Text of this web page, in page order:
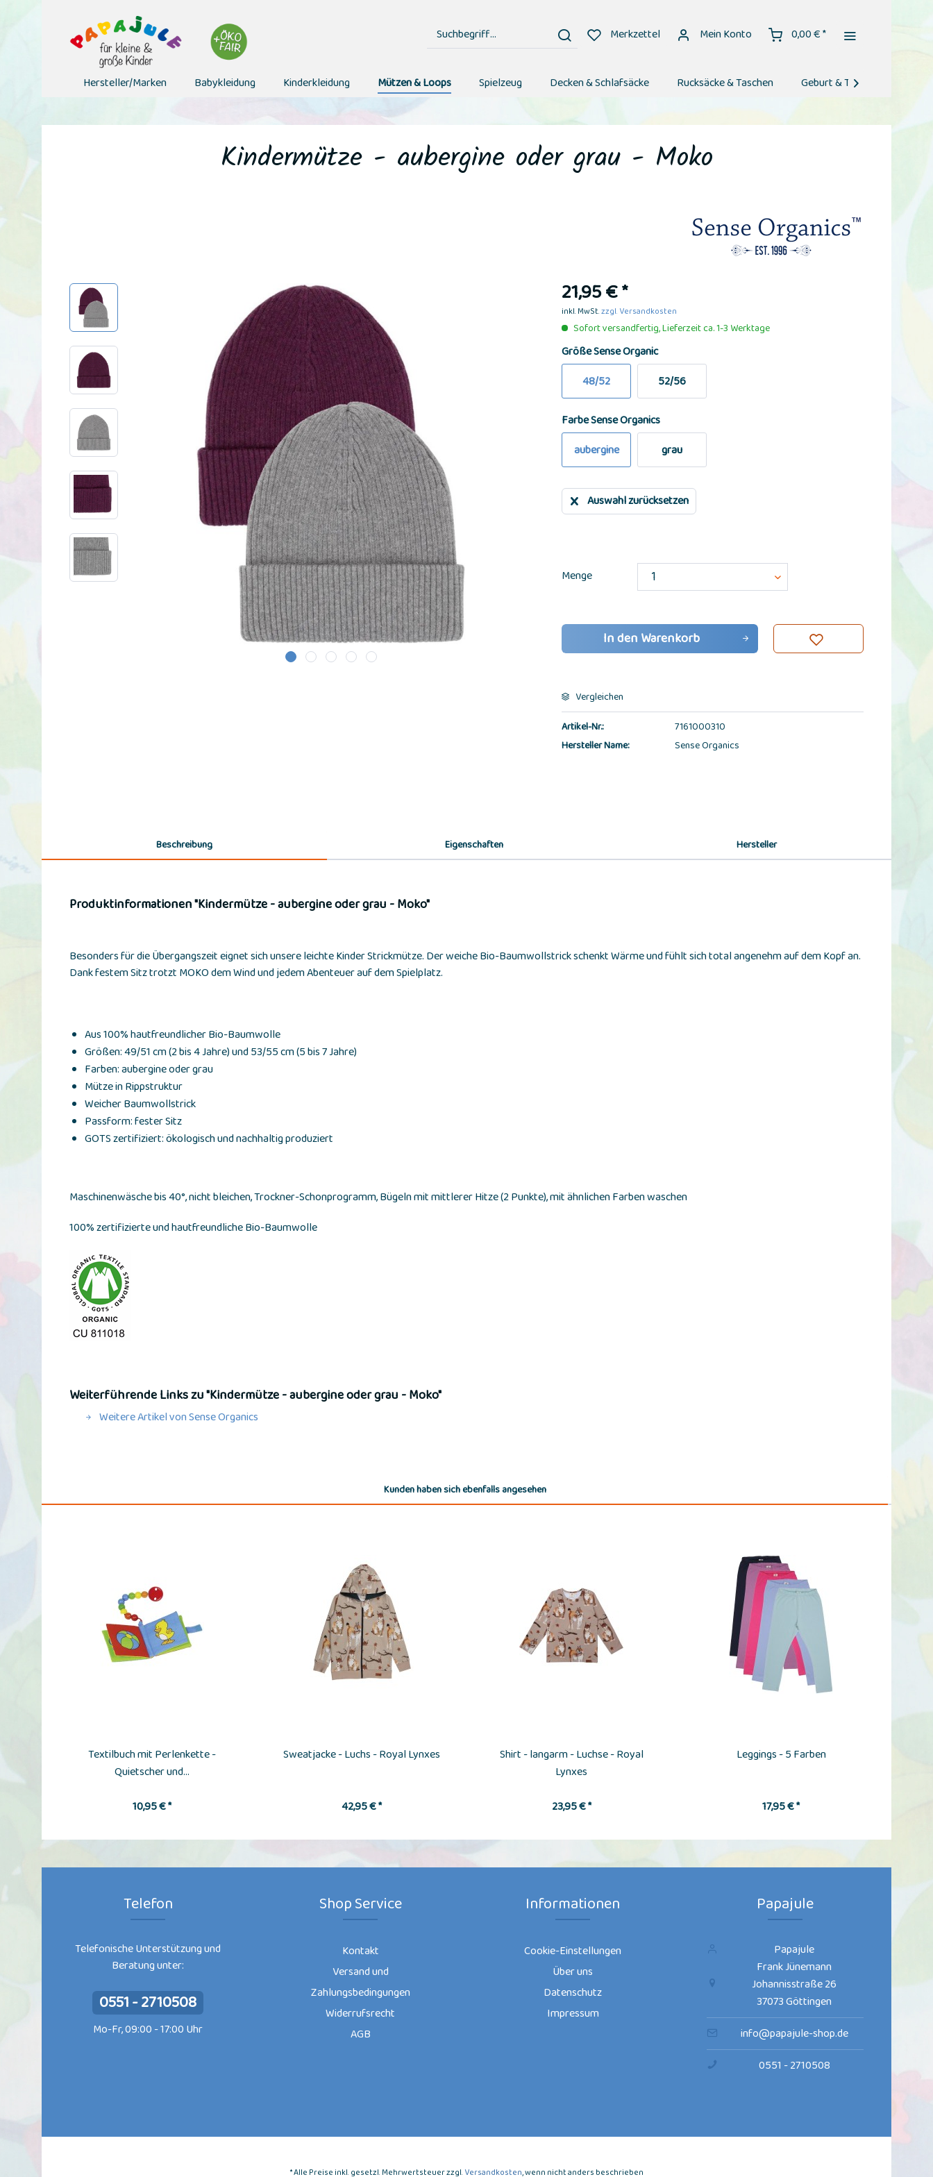
Merkzettel Mein Konto 0,00 € *
Hersteller/Marken Babykleidung Kinderkleidung Mützen & Loops Spielzeug Decken & Schlafsäcke Rucksäcke & Taschen Geburt & Taufe

Kindermütze - aubergine oder grau - Moko
21,95 € *
inkl. MwSt.zzgl. Versandkosten
Sofort versandfertig, Lieferzeit ca. 1-3 Werktage
Größe Sense Organic
48/52
52/56
Farbe Sense Organics
aubergine
grau
Auswahl zurücksetzen
Menge
In den Warenkorb
Vergleichen
Artikel-Nr.:
7161000310
Hersteller Name:
Sense Organics
Beschreibung Eigenschaften Hersteller
Produktinformationen "Kindermütze - aubergine oder grau - Moko"
Besonders für die Übergangszeit eignet sich unsere leichte Kinder Strickmütze. Der weiche Bio-Baumwollstrick schenkt Wärme und fühlt sich total angenehm auf dem Kopf an.
Dank festem Sitz trotzt MOKO dem Wind und jedem Abenteuer auf dem Spielplatz.
Aus 100% hautfreundlicher Bio-Baumwolle
Größen: 49/51 cm (2 bis 4 Jahre) und 53/55 cm (5 bis 7 Jahre)
Farben: aubergine oder grau
Mütze in Rippstruktur
Weicher Baumwollstrick
Passform: fester Sitz
GOTS zertifiziert: ökologisch und nachhaltig produziert
Maschinenwäsche bis 40°, nicht bleichen, Trockner-Schonprogramm, Bügeln mit mittlerer Hitze (2 Punkte), mit ähnlichen Farben waschen
100% zertifizierte und hautfreundliche Bio-Baumwolle
Weiterführende Links zu "Kindermütze - aubergine oder grau - Moko"
Weitere Artikel von Sense Organics
Kunden haben sich ebenfalls angesehen
Textilbuch mit Perlenkette -
Quietscher und...
10,95 € *
Sweatjacke - Luchs - Royal Lynxes
42,95 € *
Shirt - langarm - Luchse - Royal
Lynxes
23,95 € *
Leggings - 5 Farben
17,95 € *
Telefon
Telefonische Unterstützung und
Beratung unter:
0551 - 2710508
Mo-Fr, 09:00 - 17:00 Uhr
Shop Service
Kontakt
Versand und
Zahlungsbedingungen
Widerrufsrecht
AGB
Informationen
Cookie-Einstellungen
Über uns
Datenschutz
Impressum
Papajule
Papajule
Frank Jünemann
Johannisstraße 26
37073 Göttingen
info@papajule-shop.de
0551 - 2710508
* Alle Preise inkl. gesetzl. Mehrwertsteuer zzgl. Versandkosten, wenn nicht anders beschrieben